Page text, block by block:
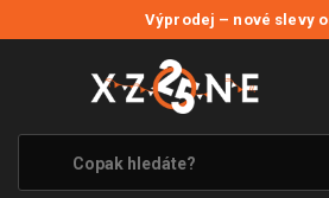
Výprodej – nové slevy
VÝPRODEJ
VIDEOHRY
XZONE ORIGINALS
TÉMATIKY